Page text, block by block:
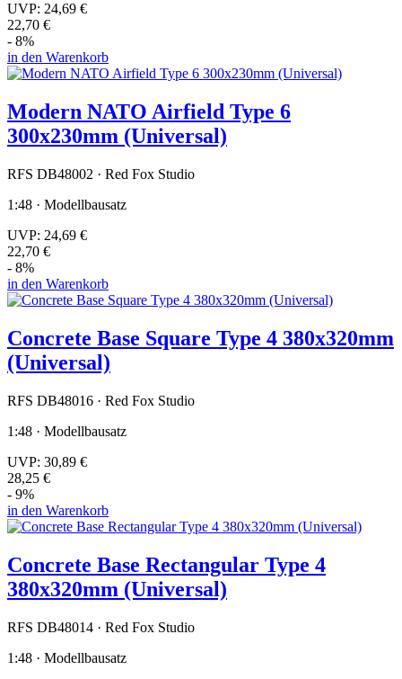
UVP: 24,69 €
22,70 €
- 8%
in den Warenkorb
Modern NATO Airfield Type 6
300x230mm (Universal)
RFS DB48002 · Red Fox Studio
1:48 · Modellbausatz
UVP: 24,69 €
22,70 €
- 8%
in den Warenkorb
Concrete Base Square Type 4 380x320mm
(Universal)
RFS DB48016 · Red Fox Studio
1:48 · Modellbausatz
UVP: 30,89 €
28,25 €
- 9%
in den Warenkorb
Concrete Base Rectangular Type 4
380x320mm (Universal)
RFS DB48014 · Red Fox Studio
1:48 · Modellbausatz